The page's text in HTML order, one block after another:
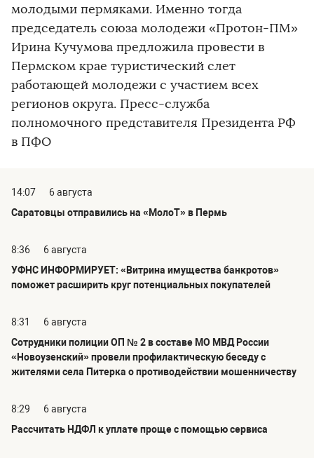
молодыми пермяками. Именно тогда
председатель союза молодежи «Протон-ПМ»
Ирина Кучумова предложила провести в
Пермском крае туристический слет
работающей молодежи с участием всех
регионов округа. Пресс-служба
полномочного представителя Президента РФ
в ПФО
14:07
6 августа
Саратовцы отправились на «МолоТ» в Пермь
8:36
6 августа
УФНС ИНФОРМИРУЕТ: «Витрина имущества банкротов»
поможет расширить круг потенциальных покупателей
8:31
6 августа
Сотрудники полиции ОП № 2 в составе МО МВД России
«Новоузенский» провели профилактическую беседу с
жителями села Питерка о противодействии мошенничеству
8:29
6 августа
Рассчитать НДФЛ к уплате проще с помощью сервиса